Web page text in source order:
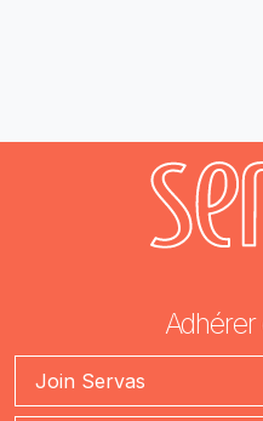
Adhérer
Join Servas